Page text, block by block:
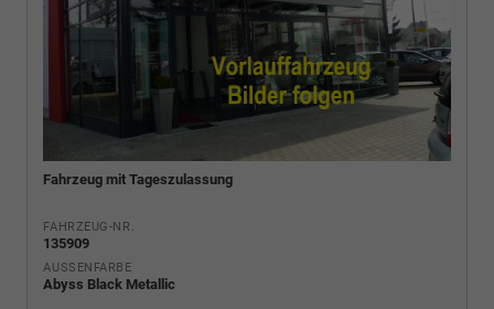
Fahrzeug mit Tageszulassung
FAHRZEUG-NR.
135909
AUSSENFARBE
Abyss Black Metallic